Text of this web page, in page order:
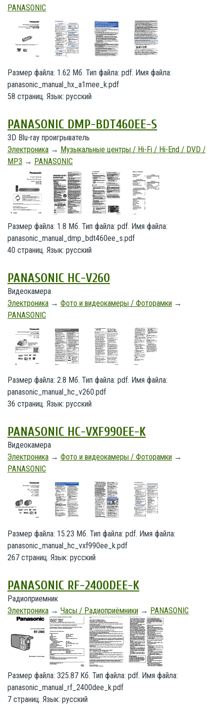
PANASONIC
Размер файла: 1.62 Мб. Тип файла: pdf. Имя файла:
panasonic_manual_hx_a1mee_k.pdf
58 страниц. Язык: русский
PANASONIC DMP-BDT460EE-S
3D Blu-ray проигрыватель
Электроника → Музыкальные центры / Hi-Fi / Hi-End / DVD /
MP3 → PANASONIC
Размер файла: 1.8 Мб. Тип файла: pdf. Имя файла:
panasonic_manual_dmp_bdt460ee_s.pdf
40 страниц. Язык: русский
PANASONIC HC-V260
Видеокамера
Электроника → Фото и видеокамеры / Фоторамки →
PANASONIC
Размер файла: 2.8 Мб. Тип файла: pdf. Имя файла:
panasonic_manual_hc_v260.pdf
36 страниц. Язык: русский
PANASONIC HC-VXF990EE-K
Видеокамера
Электроника → Фото и видеокамеры / Фоторамки →
PANASONIC
Размер файла: 15.23 Мб. Тип файла: pdf. Имя файла:
panasonic_manual_hc_vxf990ee_k.pdf
267 страниц. Язык: русский
PANASONIC RF-2400DEE-K
Радиоприемник
Электроника → Часы / Радиоприёмники → PANASONIC
Размер файла: 325.87 Кб. Тип файла: pdf. Имя файла:
panasonic_manual_rf_2400dee_k.pdf
7 страниц. Язык: русский